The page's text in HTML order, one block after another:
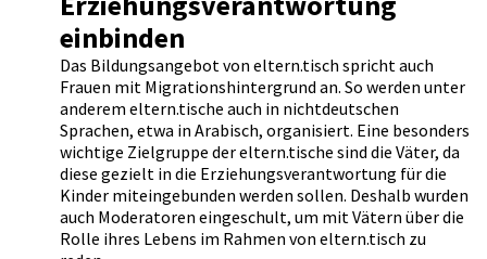
einbinden
Das Bildungsangebot von eltern.tisch spricht auch
Frauen mit Migrationshintergrund an. So werden unter
anderem eltern.tische auch in nichtdeutschen
Sprachen, etwa in Arabisch, organisiert. Eine besonders
wichtige Zielgruppe der eltern.tische sind die Väter, da
diese gezielt in die Erziehungsverantwortung für die
Kinder miteingebunden werden sollen. Deshalb wurden
auch Moderatoren eingeschult, um mit Vätern über die
Rolle ihres Lebens im Rahmen von eltern.tisch zu